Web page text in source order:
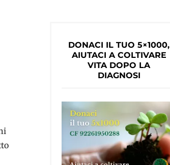
DONACI IL TUO 5×1000,
AIUTACI A COLTIVARE
VITA DOPO LA
DIAGNOSI